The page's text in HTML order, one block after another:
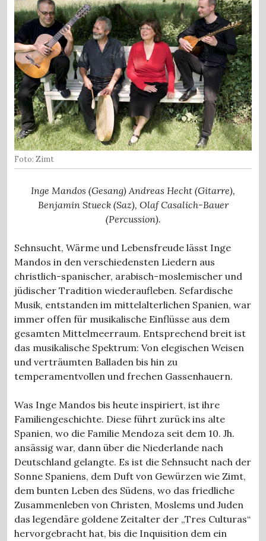
Foto: Zimt
Inge Mandos (Gesang) Andreas Hecht (Gitarre),
Benjamin Stueck (Saz), Olaf Casalich-Bauer
(Percussion).
Sehnsucht, Wärme und Lebensfreude lässt Inge
Mandos in den verschiedensten Liedern aus
christlich-spanischer, arabisch-moslemischer und
jüdischer Tradition wiederaufleben. Sefardische
Musik, entstanden im mittelalterlichen Spanien, war
immer offen für musikalische Einflüsse aus dem
gesamten Mittelmeerraum. Entsprechend breit ist
das musikalische Spektrum: Von elegischen Weisen
und verträumten Balladen bis hin zu
temperamentvollen und frechen Gassenhauern.
Was Inge Mandos bis heute inspiriert, ist ihre
Familiengeschichte. Diese führt zurück ins alte
Spanien, wo die Familie Mendoza seit dem 10. Jh.
ansässig war, dann über die Niederlande nach
Deutschland gelangte. Es ist die Sehnsucht nach der
Sonne Spaniens, dem Duft von Gewürzen wie Zimt,
dem bunten Leben des Südens, wo das friedliche
Zusammenleben von Christen, Moslems und Juden
das legendäre goldene Zeitalter der „Tres Culturas“
hervorgebracht hat, bis die Inquisition dem ein